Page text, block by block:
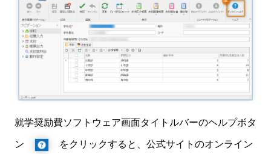
就学奨励費ソフトウェア画面タイトルバーのヘルプボタ
ン
をクリックすると、公式サイトのオンライン